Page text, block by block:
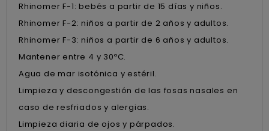
Rhinomer F-1: bebés a partir de 15 días y niños.
Rhinomer F-2: niños a partir de 2 años y adultos.
Rhinomer F-3: niños a partir de 6 años y adultos.
Mantener entre 4 y 30ºC.
Agua de mar isotónica y estéril.
Limpieza y descongestión de las fosas nasales en
caso de resfriados y alergias.
Limpieza diaria de ojos y párpados.